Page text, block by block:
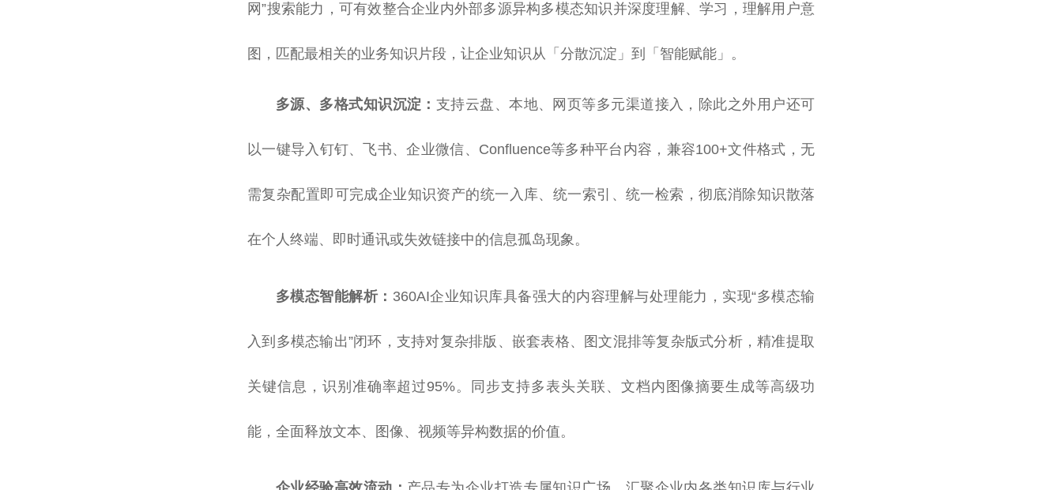
网”搜索能力，可有效整合企业内外部多源异构多模态知识并深度理解、学习，理解用户意
图，匹配最相关的业务知识片段，让企业知识从「分散沉淀」到「智能赋能」。
多源、多格式知识沉淀： 支持云盘、本地、网页等多元渠道接入，除此之外用户还可
以一键导入钉钉、飞书、企业微信、Confluence等多种平台内容，兼容100+文件格式，无
需复杂配置即可完成企业知识资产的统一入库、统一索引、统一检索，彻底消除知识散落
在个人终端、即时通讯或失效链接中的信息孤岛现象。
多模态智能解析： 360AI企业知识库具备强大的内容理解与处理能力，实现“多模态输
入到多模态输出”闭环，支持对复杂排版、嵌套表格、图文混排等复杂版式分析，精准提取
关键信息，识别准确率超过95%。同步支持多表头关联、文档内图像摘要生成等高级功
能，全面释放文本、图像、视频等异构数据的价值。